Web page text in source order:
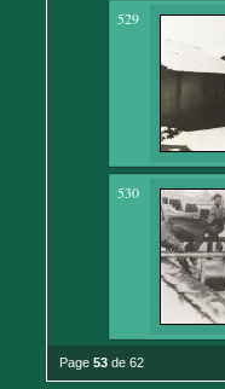
529
530
Page 53 de 62